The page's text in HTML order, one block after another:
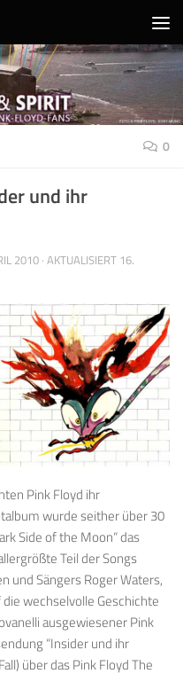
0
und ihr
2010· AKTUALISIERT 16.
Pink Floyd ihr
wurde seither über 30
Side of the Moon“ das
Teil der Songs
und Sängers Roger Waters,
wechselvolle Geschichte
ausgewiesener Pink
“Insider und ihr
über das Pink Floyd The